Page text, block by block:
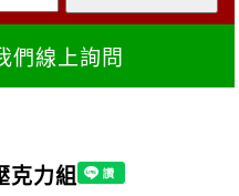
們線上詢問